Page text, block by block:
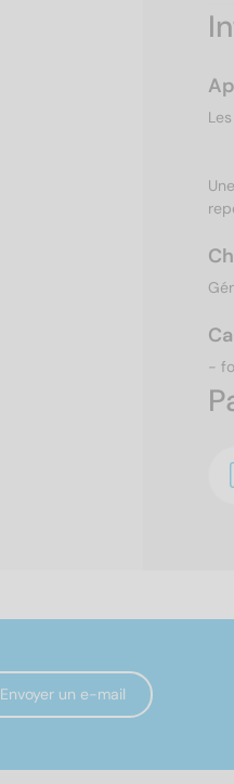
-
Envoyer un e-mail